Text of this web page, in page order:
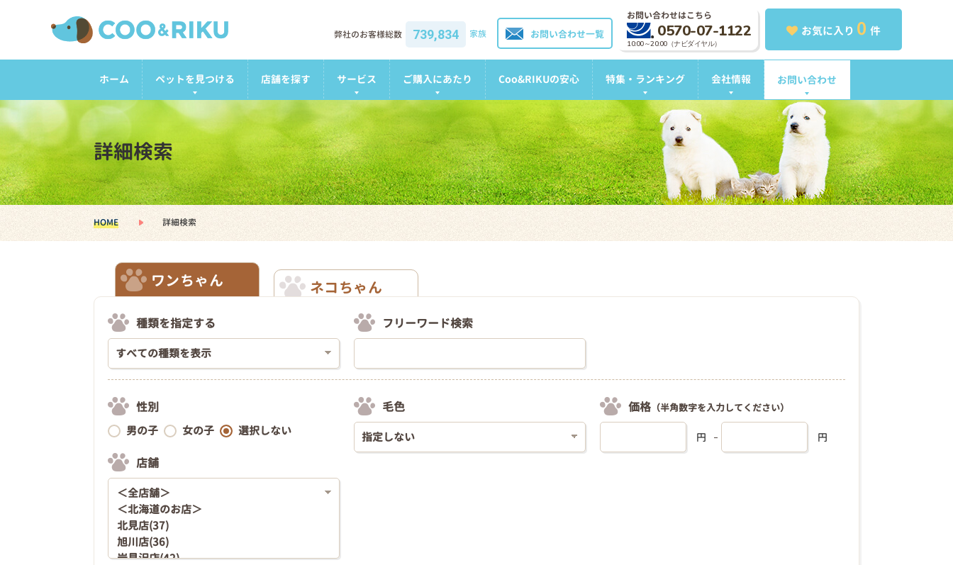
お気に入り 0 件
お問い合わせはこちら
0570-07-1122
10:00～20:00（ナビダイヤル）
お問い合わせ一覧
弊社のお客様総数 739,834 家族
ホーム ペットを見つける 店舗を探す サービス ご購入にあたり Coo&RIKUの安心 特集・ランキング 会社情報 お問い合わせ
詳細検索
HOME 詳細検索
ワンちゃん ネコちゃん
種類を指定する フリーワード検索
性別
男の子 女の子 選択しない
店舗
毛色 価格 （半角数字を入力してください）
円 円